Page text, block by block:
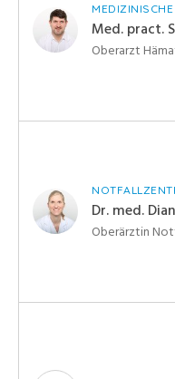
Med. pract.
Oberarzt
Dr. med.
Oberärztin